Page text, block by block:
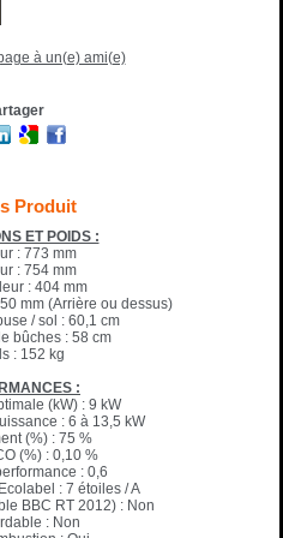
à un(e) ami(e)
Produit
ET POIDS :
: 773 mm
: 754 mm
: 404 mm
mm (Arrière ou dessus)
/ sol : 60,1 cm
bûches : 58 cm
: 152 kg
:
(kW) : 9 kW
: 6 à 13,5 kW
(%) : 75 %
(%) : 0,10 %
: 0,6
: 7 étoiles / A
BBC RT 2012) : Non
: Non